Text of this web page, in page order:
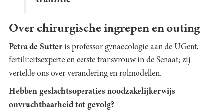
Over chirurgische ingrepen en outing
Petra de Sutter is professor gynaecologie aan de UGent,
fertiliteitsexperte en eerste transvrouw in de Senaat; zij
vertelde ons over verandering en rolmodellen.
Hebben geslachtsoperaties noodzakelijkerwijs
onvruchtbaarheid tot gevolg?